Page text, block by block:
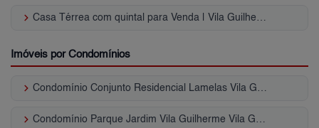
keyboard_arrow_right Casa Térrea com quintal para Venda | Vila Guilherme
Imóveis por Condomínios
keyboard_arrow_right Condomínio Conjunto Residencial Lamelas Vila Guilherme
keyboard_arrow_right Condomínio Parque Jardim Vila Guilherme Vila Guilherme